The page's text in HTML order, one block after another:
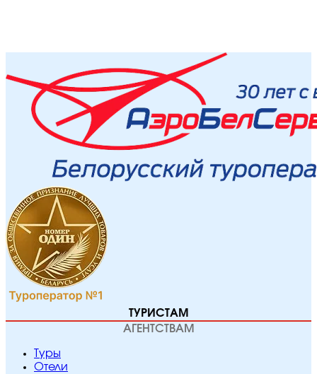
ТУРИСТАМ
АГЕНТСТВАМ
Туры
Отели